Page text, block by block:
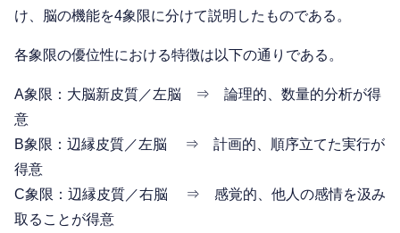
け、脳の機能を4象限に分けて説明したものである。
各象限の優位性における特徴は以下の通りである。
A象限：大脳新皮質／左脳 ⇒ 論理的、数量的分析が得
意
B象限：辺縁皮質／左脳 ⇒ 計画的、順序立てた実行が
得意
C象限：辺縁皮質／右脳 ⇒ 感覚的、他人の感情を汲み
取ることが得意